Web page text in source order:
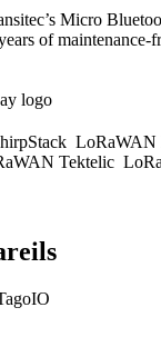
Micro
of maintenance-
LoRaWAN
Tektelic